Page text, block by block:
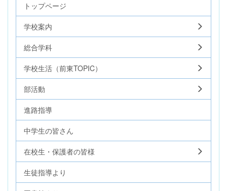
トップページ
学校案内
総合学科
学校生活（前東TOPIC）
部活動
進路指導
中学生の皆さん
在校生・保護者の皆様
生徒指導より